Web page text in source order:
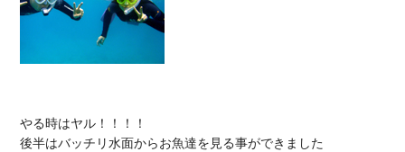
やる時はヤル！！！！
後半はバッチリ水面からお魚達を見る事ができました